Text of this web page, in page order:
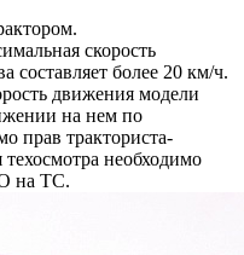
скорость
составляет более 20 км/ч.
движения модели
на нем по
прав тракториста-
необходимо
на ТС.